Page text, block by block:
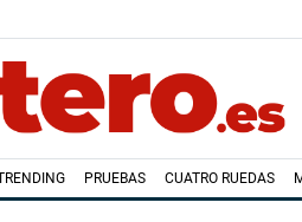
PRUEBAS CUATRO RUEDAS